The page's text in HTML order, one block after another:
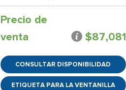
Precio de
venta
$87,081
CONSULTAR DISPONIBILIDAD
ETIQUETA PARA LA VENTANILLA